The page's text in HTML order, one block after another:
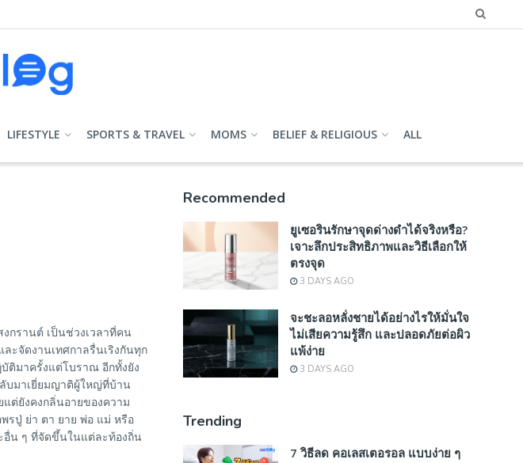
LIFESTYLE SPORTS & TRAVEL MOMS BELIEF & RELIGIOUS ALL
กรานต์ เป็นช่วงเวลาที่คน
ะจัดงานเทศกาลรื่นเริงกันทุก
ติมาครั้งแต่โบราณ อีกทั้งยัง
บมาเยี่ยมญาติผู้ใหญ่ที่บ้าน
ต่ยังคงกลิ่นอายของความ
รปู่ ย่า ตา ยาย พ่อ แม่ หรือ
อื่น ๆ ที่จัดขึ้นในแต่ละท้องถิ่น
Recommended
ยูเซอรินรักษาจุดด่างดำได้จริงหรือ?
เจาะลึกประสิทธิภาพและวิธีเลือกให้
ตรงจุด
3 DAYS AGO
จะชะลอหลั่งชายได้อย่างไรให้มั่นใจ
ไม่เสียความรู้สึก และปลอดภัยต่อผิว
แพ้ง่าย
3 DAYS AGO
Trending
7 วิธีลด คอเลสเตอรอล แบบง่าย ๆ